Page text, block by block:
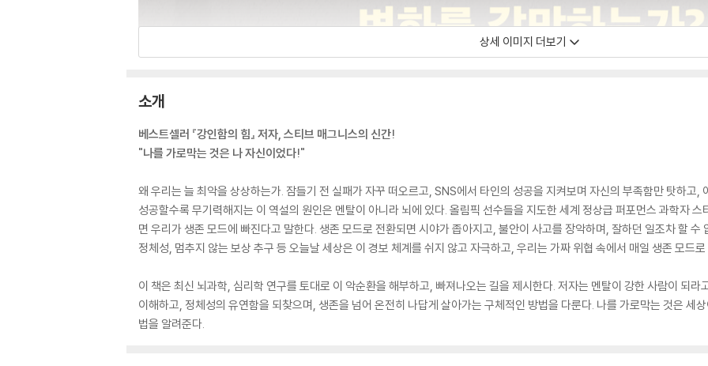
상세 이미지 더보기
소개
베스트셀러 『강인함의 힘』 저자, 스티브 매그니스의 신간!
"나를 가로막는 것은 나 자신이었다!"
왜 우리는 늘 최악을 상상하는가. 잠들기 전 실패가 자꾸 떠오르고, SNS에서 타인의 성공을 지켜보며 자신의 부족함만 탓하고,
성공할수록 무기력해지는 이 역설의 원인은 멘탈이 아니라 뇌에 있다. 올림픽 선수들을 지도한 세계 정상급 퍼포먼스 과학자
면 우리가 생존 모드에 빠진다고 말한다. 생존 모드로 전환되면 시야가 좁아지고, 불안이 사고를 장악하며, 잘하던 일조차 할
정체성, 멈추지 않는 보상 추구 등 오늘날 세상은 이 경보 체계를 쉬지 않고 자극하고, 우리는 가짜 위협 속에서 매일 생존 모드
이 책은 최신 뇌과학, 심리학 연구를 토대로 이 악순환을 해부하고, 빠져나오는 길을 제시한다. 저자는 멘탈이 강한 사람이 되
이해하고, 정체성의 유연함을 되찾으며, 생존을 넘어 온전히 나답게 살아가는 구체적인 방법을 다룬다. 나를 가로막는 것은 세
법을 알려준다.